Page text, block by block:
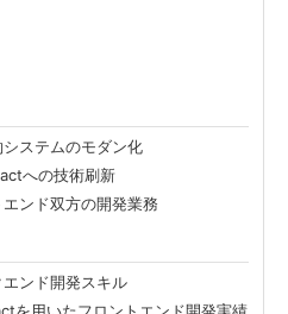
ステムのモダン化
への技術刷新
ンド双方の開発業務
ンド開発スキル